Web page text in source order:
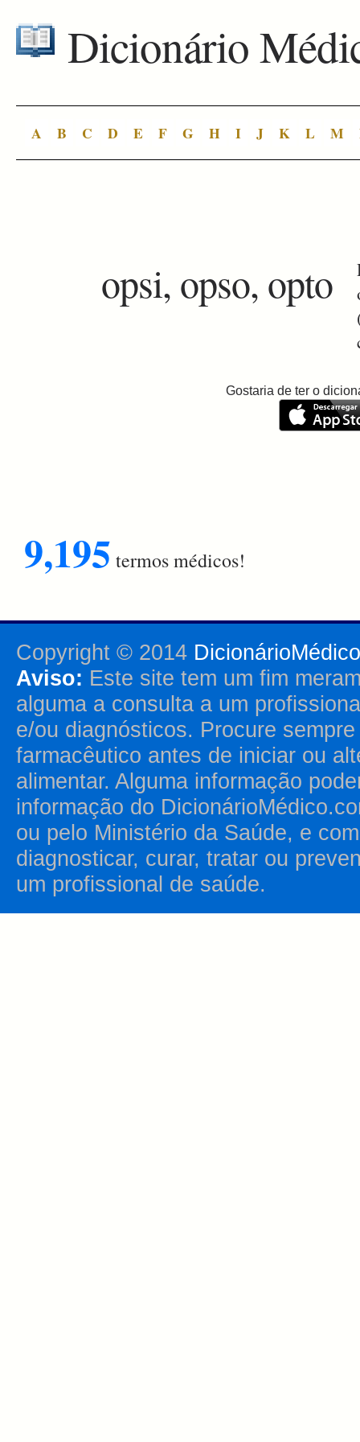
Dicionário
A B C D E F G H I J K L M
opsi, opso, opto
Gostaria de ter o
9,195 termos médicos!
Copyright © 2014
Aviso: Este site tem um fim
alguma a consulta a um
e/ou diagnósticos. Procure
farmacêutico antes de iniciar ou
alimentar. Alguma informação
informação do
ou pelo Ministério da Saúde, e
diagnosticar, curar, tratar ou
um profissional de saúde.